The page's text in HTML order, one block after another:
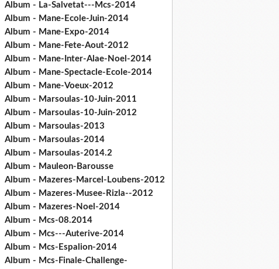
Album - La-Salvetat---Mcs-2014
Album - Mane-Ecole-Juin-2014
Album - Mane-Expo-2014
Album - Mane-Fete-Aout-2012
Album - Mane-Inter-Alae-Noel-2014
Album - Mane-Spectacle-Ecole-2014
Album - Mane-Voeux-2012
Album - Marsoulas-10-Juin-2011
Album - Marsoulas-10-Juin-2012
Album - Marsoulas-2013
Album - Marsoulas-2014
Album - Marsoulas-2014.2
Album - Mauleon-Barousse
Album - Mazeres-Marcel-Loubens-2012
Album - Mazeres-Musee-Rizla--2012
Album - Mazeres-Noel-2014
Album - Mcs-08.2014
Album - Mcs---Auterive-2014
Album - Mcs-Espalion-2014
Album - Mcs-Finale-Challenge-